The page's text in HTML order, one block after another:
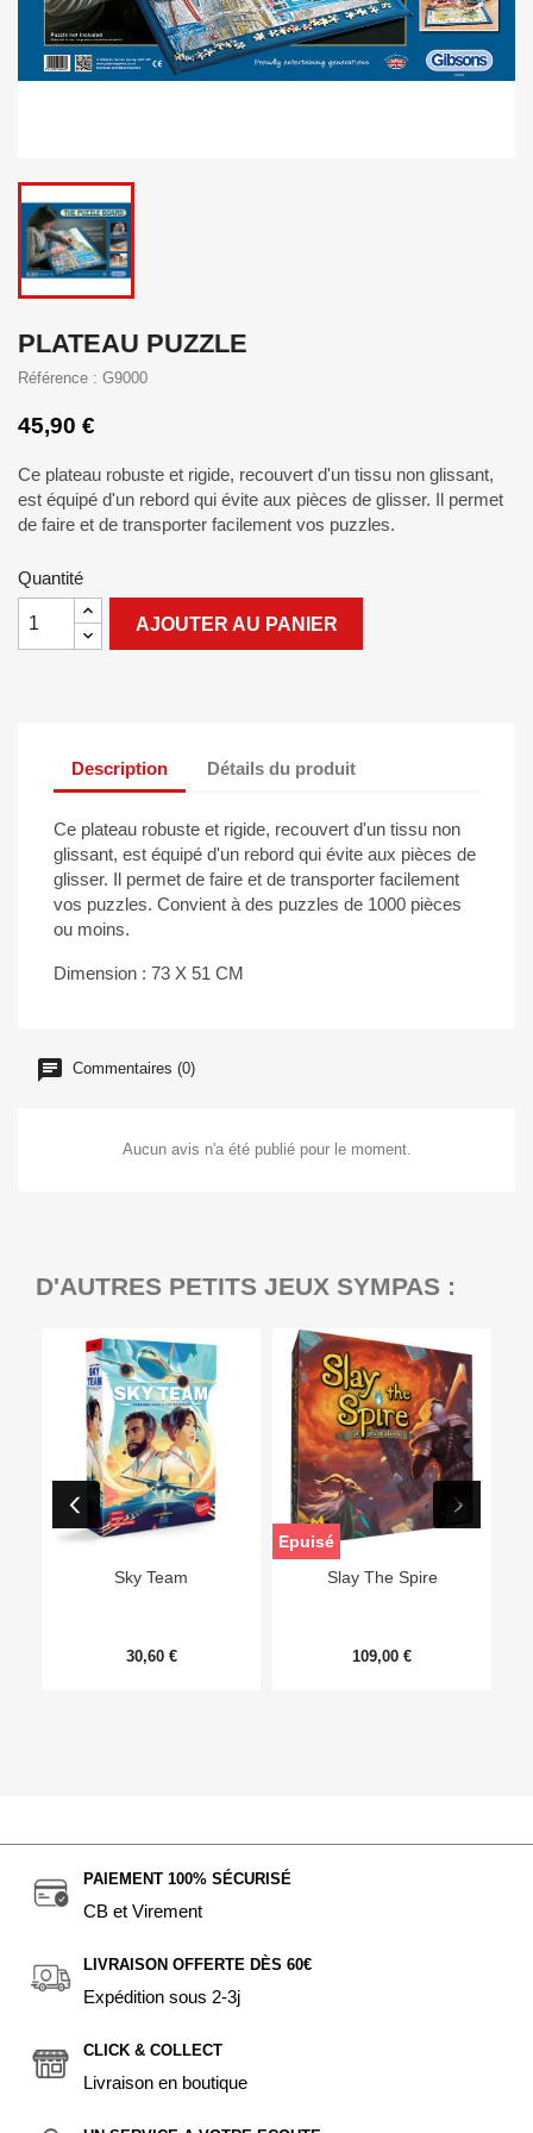
PLATEAU PUZZLE
Référence : G9000
45,90 €
Ce plateau robuste et rigide, recouvert d'un tissu non glissant,
est équipé d'un rebord qui évite aux pièces de glisser. Il permet
de faire et de transporter facilement vos puzzles.
Quantité
AJOUTER AU PANIER
Description Détails du produit
Ce plateau robuste et rigide, recouvert d'un tissu non
glissant, est équipé d'un rebord qui évite aux pièces de
glisser. Il permet de faire et de transporter facilement
vos puzzles. Convient à des puzzles de 1000 pièces
ou moins.
Dimension : 73 X 51 CM
Commentaires (0)
Aucun avis n'a été publié pour le moment.
D'AUTRES PETITS JEUX SYMPAS :
Sky Team
30,60 €
Slay The Spire
109,00 €
Epuisé
PAIEMENT 100% SÉCURISÉ
CB et Virement
LIVRAISON OFFERTE DÈS 60€
Expédition sous 2-3j
CLICK & COLLECT
Livraison en boutique